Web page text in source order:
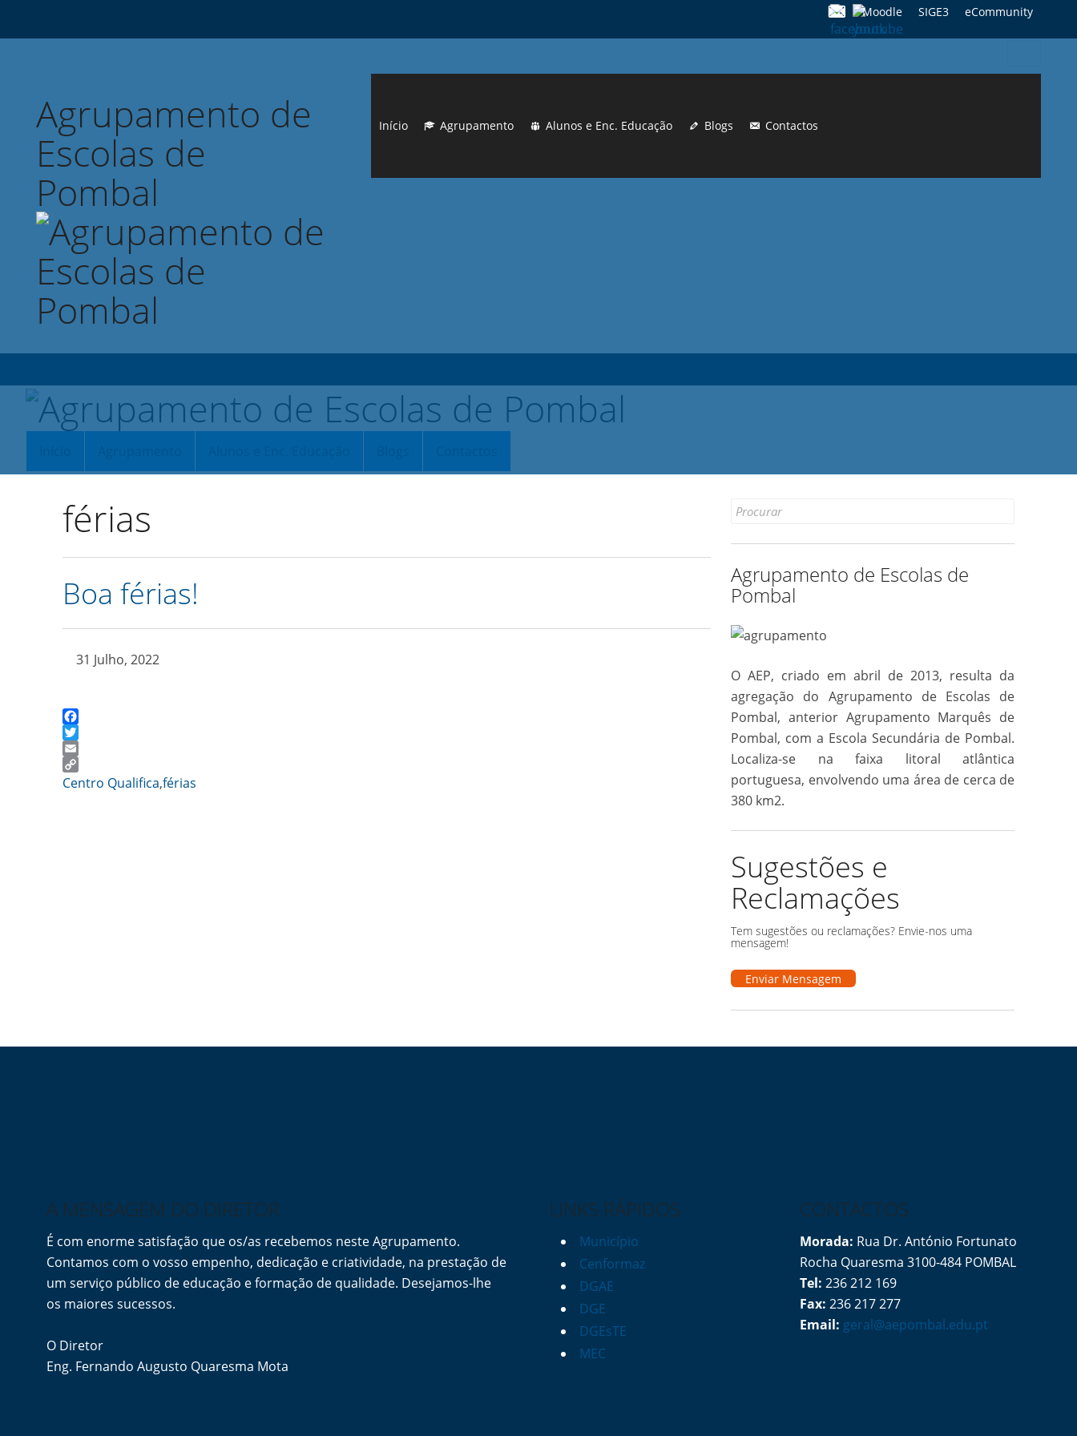
Moodle SIGE3 eCommunity
for:
Agrupamento de
Escolas de
Pombal
Início Agrupamento Alunos e Enc. Educação Blogs Contactos
férias
Boa férias!
31 Julho, 2022
Facebook
Twitter
Email
Copy
Centro Qualifica,férias
Search
Agrupamento de Escolas de
Pombal
O AEP, criado em abril de 2013, resulta da
agregação do Agrupamento de Escolas de
Pombal, anterior Agrupamento Marquês de
Pombal, com a Escola Secundária de Pombal.
Localiza-se na faixa litoral atlântica
portuguesa, envolvendo uma área de cerca de
380 km2.
Sugestões e
Reclamações
Tem sugestões ou reclamações? Envie-nos uma
mensagem!
Enviar Mensagem
A MENSAGEM DO DIRETOR
É com enorme satisfação que os/as recebemos neste Agrupamento.
Contamos com o vosso empenho, dedicação e criatividade, na prestação de
um serviço público de educação e formação de qualidade. Desejamos-lhe
os maiores sucessos.
O Diretor
Eng. Fernando Augusto Quaresma Mota
LINKS RÁPIDOS
Município
Cenformaz
DGAE
DGE
DGEsTE
MEC
CONTACTOS
Morada: Rua Dr. António Fortunato
Rocha Quaresma 3100-484 POMBAL
Tel: 236 212 169
Fax: 236 217 277
Email: geral@aepombal.edu.pt